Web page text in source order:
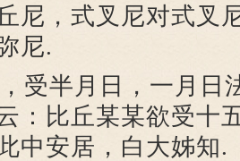
尼，式叉尼对式叉
尼.
半月日，一月日
：比丘某某欲受十
中安居，白大姊知.